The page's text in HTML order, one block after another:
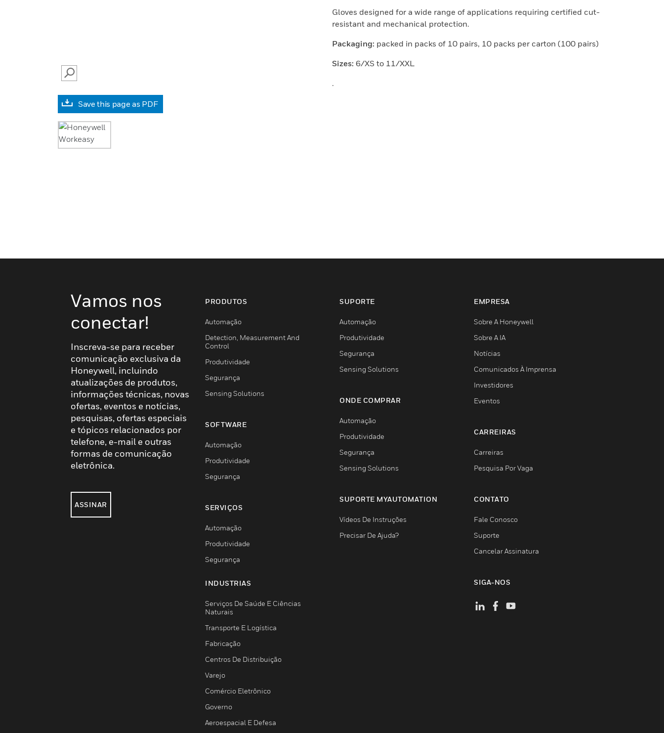
SEARCH
Save this page as PDF
Gloves designed for a wide range of applications requiring certified cut-
resistant and mechanical protection.
Packaging: packed in packs of 10 pairs, 10 packs per carton (100 pairs)
Sizes: 6/XS to 11/XXL
.
Vamos nos
conectar!
Inscreva-se para receber
comunicação exclusiva da
Honeywell, incluindo
atualizações de produtos,
informações técnicas, novas
ofertas, eventos e notícias,
pesquisas, ofertas especiais
e tópicos relacionados por
telefone, e-mail e outras
formas de comunicação
eletrônica.
ASSINAR
PRODUTOS
Automação
Detection, Measurement And
Control
Produtividade
Segurança
Sensing Solutions
SOFTWARE
Automação
Produtividade
Segurança
SERVIÇOS
Automação
Produtividade
Segurança
INDUSTRIAS
Serviços De Saúde E Ciências
Naturais
Transporte E Logística
Fabricação
Centros De Distribuição
Varejo
Comércio Eletrônico
Governo
Aeroespacial E Defesa
SUPORTE
Automação
Produtividade
Segurança
Sensing Solutions
ONDE COMPRAR
Automação
Produtividade
Segurança
Sensing Solutions
SUPORTE MYAUTOMATION
Vídeos De Instruções
Precisar De Ajuda?
EMPRESA
Sobre A Honeywell
Sobre A IA
Notícias
Comunicados À Imprensa
Investidores
Eventos
CARREIRAS
Carreiras
Pesquisa Por Vaga
CONTATO
Fale Conosco
Suporte
Cancelar Assinatura
SIGA-NOS